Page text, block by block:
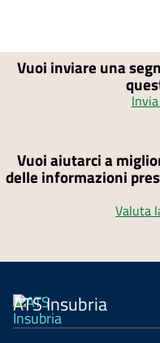
Vuoi inviare una
Vuoi aiutarci a
delle informazioni
Valuta
ATS Insubria